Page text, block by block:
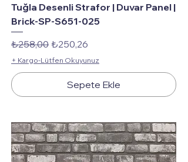
Tuğla Desenli Strafor | Duvar Panel |
Brick-SP-S651-025
Normal Fiyat
₺258,00 İndirimli Fiyat
₺250,26
+ Kargo-Lütfen Okuyunuz
Sepete Ekle